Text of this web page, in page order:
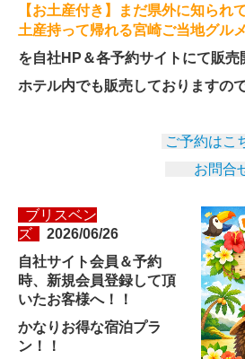
【お土産付き】まだ県外に知られ
土産持って帰れる宮崎ご当地グル
を自社HP＆各予約サイトにて販売
ホテル内でも販売しておりますの
ご予約はこ
お問合
ブリスベン
ズ
2026/06/26
自社サイト会員＆予約
時、新規会員登録して頂
いたお客様へ！！
かなりお得な宿泊プラ
ン！！